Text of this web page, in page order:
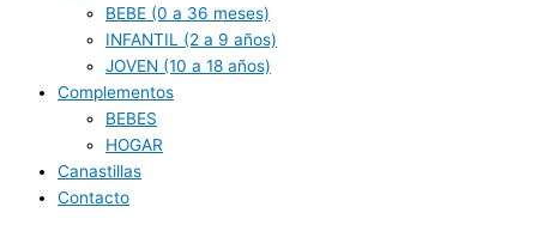
BEBE (0 a 36 meses)
INFANTIL (2 a 9 años)
JOVEN (10 a 18 años)
Complementos
BEBES
HOGAR
Canastillas
Contacto